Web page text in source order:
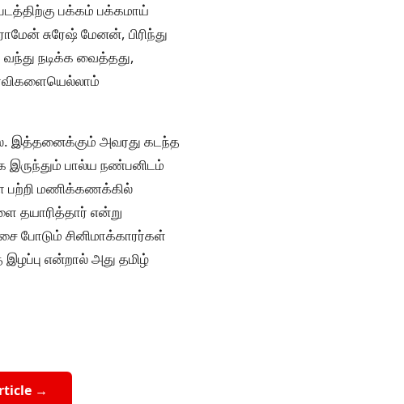
பக்கம் பக்கமாய்
சுரேஷ் மேனன், பிரிந்து
நடிக்க வைத்தது,
இத்தனைக்கும் அவரது கடந்த
இருந்தும் பால்ய நண்பனிடம்
பற்றி மணிக்கணக்கில்
தயாரித்தார் என்று
சினிமாக்காரர்கள்
இழப்பு என்றால் அது தமிழ்
→